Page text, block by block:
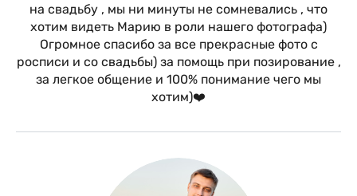
на свадьбу , мы ни минуты не сомневались , что
хотим видеть Марию в роли нашего фотографа)
Огромное спасибо за все прекрасные фото с
росписи и со свадьбы) за помощь при позирование ,
за легкое общение и 100% понимание чего мы
хотим)❤️